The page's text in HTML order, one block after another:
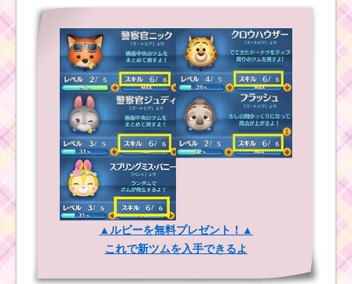
▲ルビーを無料プレゼント！▲
これで新ツムを入手できるよ